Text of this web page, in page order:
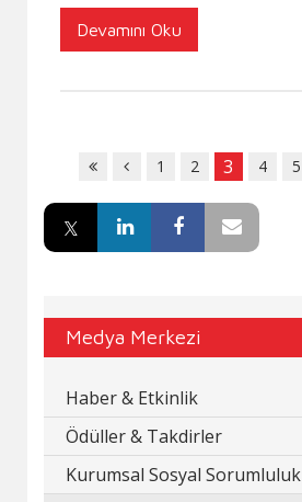
Devamını Oku
1 2 3 4 5
Medya Merkezi
Haber & Etkinlik
Ödüller & Takdirler
Kurumsal Sosyal Sorumluluk